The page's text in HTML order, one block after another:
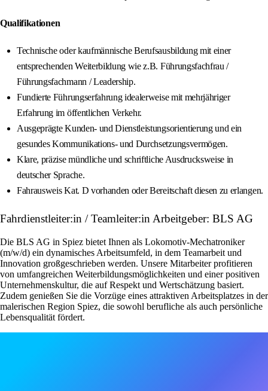
Qualifikationen
Technische oder kaufmännische Berufsausbildung mit einer
entsprechenden Weiterbildung wie z.B. Führungsfachfrau /
Führungsfachmann / Leadership.
Fundierte Führungserfahrung idealerweise mit mehrjähriger
Erfahrung im öffentlichen Verkehr.
Ausgeprägte Kunden- und Dienstleistungsorientierung und ein
gesundes Kommunikations- und Durchsetzungsvermögen.
Klare, präzise mündliche und schriftliche Ausdrucksweise in
deutscher Sprache.
Fahrausweis Kat. D vorhanden oder Bereitschaft diesen zu erlangen.
Fahrdienstleiter:in / Teamleiter:in Arbeitgeber: BLS AG
Die BLS AG in Spiez bietet Ihnen als Lokomotiv-Mechatroniker
(m/w/d) ein dynamisches Arbeitsumfeld, in dem Teamarbeit und
Innovation großgeschrieben werden. Unsere Mitarbeiter profitieren
von umfangreichen Weiterbildungsmöglichkeiten und einer positiven
Unternehmenskultur, die auf Respekt und Wertschätzung basiert.
Zudem genießen Sie die Vorzüge eines attraktiven Arbeitsplatzes in der
malerischen Region Spiez, die sowohl berufliche als auch persönliche
Lebensqualität fördert.